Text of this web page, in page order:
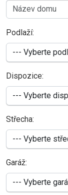
Podlaží:
Dispozice:
Střecha:
Garáž: